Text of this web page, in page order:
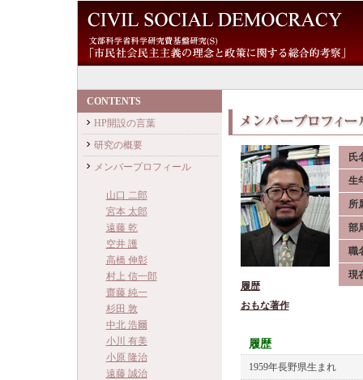
CONTENTS
HP開設の言葉
研究の概要
メンバープロフィール
山口 二郎
宮本 太郎
遠藤 乾
空井 護
高橋 伸彰
村上 信一郎
齋藤 純一
杉田 敦
中北 浩爾
小川 有美
小原 隆治
遠藤 誠治
履歴
おもな著作
氏
生
所
部
職
現
履歴
1959年長野県生まれ